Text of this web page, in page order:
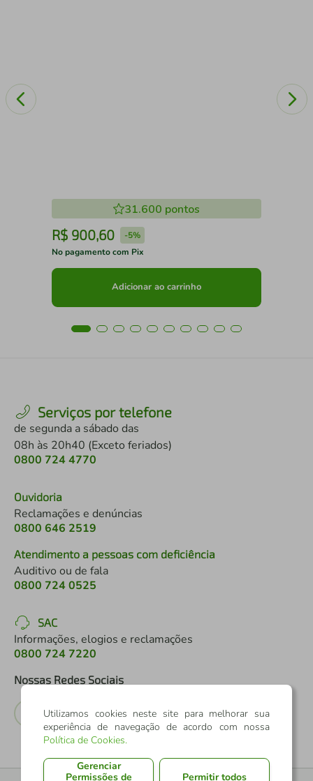
31.600 pontos
R$ 900,60 -5%
No pagamento com Pix
Adicionar ao carrinho
Serviços por telefone
de segunda a sábado das
08h às 20h40 (Exceto feriados)
0800 724 4770
Ouvidoria
Reclamações e denúncias
0800 646 2519
Atendimento a pessoas com deficiência
Auditivo ou de fala
0800 724 0525
SAC
Informações, elogios e reclamações
0800 724 7220
Nossas Redes Sociais
Utilizamos cookies neste site para melhorar sua
experiência de navegação de acordo com nossa
Política de Cookies.
Gerenciar
Permissões de
Permitir todos